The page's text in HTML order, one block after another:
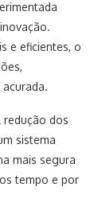
e eficientes, o
redução dos
sistema
mais segura
tempo e por